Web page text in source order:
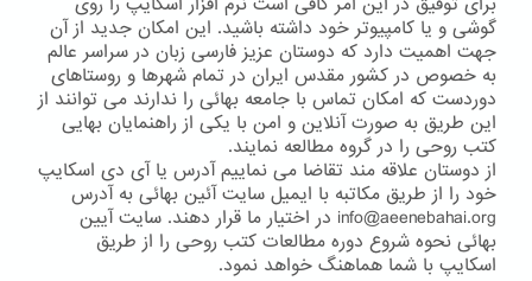
گوشی و یا کامپیوتر خود داشته باشید. این امکان جدید از آن
جهت اهمیت دارد که دوستان عزیز فارسی زبان در سراسر عالم
به خصوص در کشور مقدس ایران در تمام شهرها و روستاهای
دوردست که امکان تماس با جامعه بهائی را ندارند می توانند از
این طریق به صورت آنلاین و امن با یکی از راهنمایان بهایی
کتب روحی را در گروه مطالعه نمایند.
از دوستان علاقه مند تقاضا می نماییم آدرس یا آی دی اسکایپ
خود را از طریق مکاتبه با ایمیل سایت آئین بهائی به آدرس
info@aeenebahai.org در اختیار ما قرار دهند. سایت آیین
بهائی نحوه شروع دوره مطالعات کتب روحی را از طریق
اسکایپ با شما هماهنگ خواهد نمود.